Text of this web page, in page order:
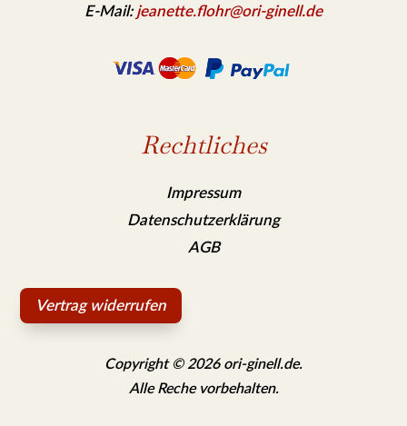
E-Mail: jeanette.flohr@ori-ginell.de
Rechtliches
Impressum
Datenschutzerklärung
AGB
Vertrag widerrufen
Copyright © 2026 ori-ginell.de.
Alle Reche vorbehalten.